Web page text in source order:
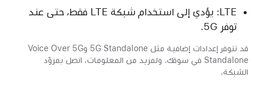
LTE: يؤدي إلى استخدام شبكة LTE فقط، حتى عند
توفر 5G.
قد تتوفر إعدادات إضافية مثل 5G Standalone وVoice Over 5G
Standalone في سوقك. ولمزيد من المعلومات، اتصل بمزوّد
الشبكة.